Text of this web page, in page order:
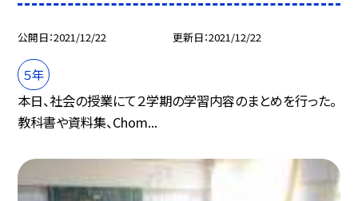
公開日 2021/12/22 更新日 2021/12/22
５年
本日、社会の授業にて２学期の学習内容のまとめを行った。
教科書や資料集、Chom...